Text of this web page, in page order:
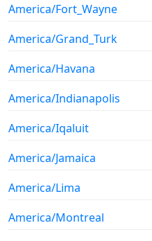
America/Fort_Wayne
America/Grand_Turk
America/Havana
America/Indianapolis
America/Iqaluit
America/Jamaica
America/Lima
America/Montreal